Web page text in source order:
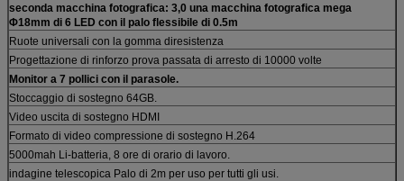
seconda macchina fotografica: 3,0 una macchina fotografica mega
Φ18mm di 6 LED con il palo flessibile di 0.5m
Ruote universali con la gomma diresistenza
Progettazione di rinforzo prova passata di arresto di 10000 volte
Monitor a 7 pollici con il parasole.
Stoccaggio di sostegno 64GB.
Video uscita di sostegno HDMI
Formato di video compressione di sostegno H.264
5000mah Li-batteria, 8 ore di orario di lavoro.
indagine telescopica Palo di 2m per uso per tutti gli usi.